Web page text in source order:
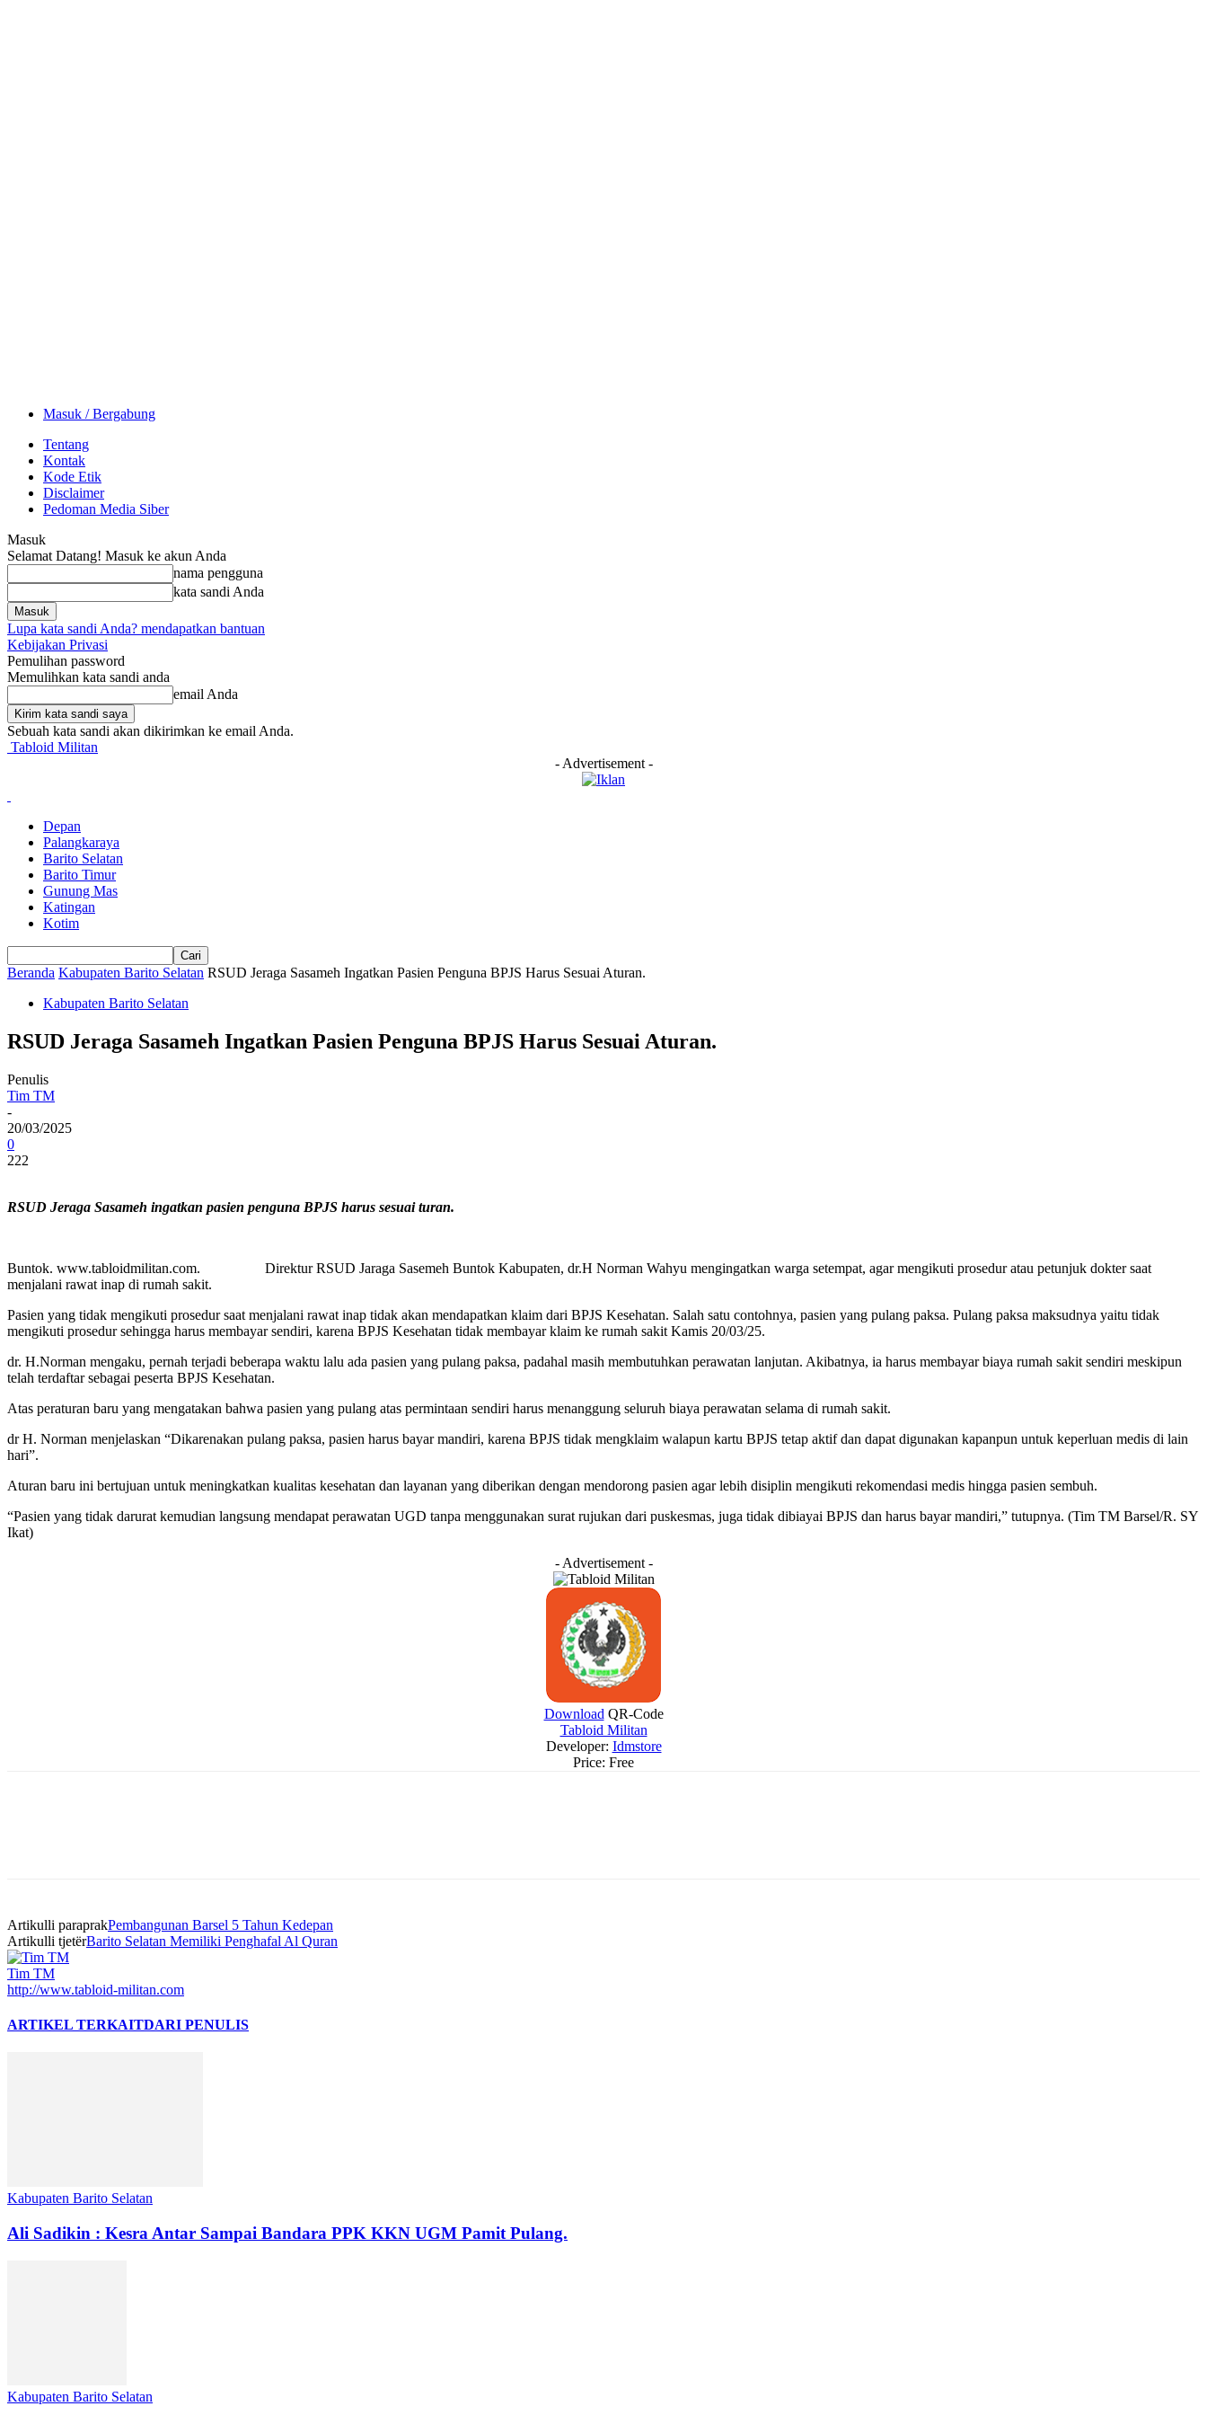
Masuk / Bergabung
Tentang
Kontak
Kode Etik
Disclaimer
Pedoman Media Siber
Masuk
Selamat Datang! Masuk ke akun Anda
nama pengguna
kata sandi Anda
Lupa kata sandi Anda? mendapatkan bantuan
Kebijakan Privasi
Pemulihan password
Memulihkan kata sandi anda
email Anda
Sebuah kata sandi akan dikirimkan ke email Anda.
Tabloid Militan
- Advertisement -
Depan
Palangkaraya
Barito Selatan
Barito Timur
Gunung Mas
Katingan
Kotim
Beranda Kabupaten Barito Selatan RSUD Jeraga Sasameh Ingatkan Pasien Penguna BPJS Harus Sesuai Aturan.
Kabupaten Barito Selatan
RSUD Jeraga Sasameh Ingatkan Pasien Penguna BPJS Harus Sesuai Aturan.
Penulis
Tim TM
-
20/03/2025
0
222
RSUD Jeraga Sasameh ingatkan pasien penguna BPJS harus sesuai turan.
Buntok. www.tabloidmilitan.com. Direktur RSUD Jaraga Sasemeh Buntok Kabupaten, dr.H Norman Wahyu mengingatkan warga setempat, agar mengikuti prosedur atau petunjuk dokter saat
menjalani rawat inap di rumah sakit.
Pasien yang tidak mengikuti prosedur saat menjalani rawat inap tidak akan mendapatkan klaim dari BPJS Kesehatan. Salah satu contohnya, pasien yang pulang paksa. Pulang paksa maksudnya yaitu tidak
mengikuti prosedur sehingga harus membayar sendiri, karena BPJS Kesehatan tidak membayar klaim ke rumah sakit Kamis 20/03/25.
dr. H.Norman mengaku, pernah terjadi beberapa waktu lalu ada pasien yang pulang paksa, padahal masih membutuhkan perawatan lanjutan. Akibatnya, ia harus membayar biaya rumah sakit sendiri meskipun
telah terdaftar sebagai peserta BPJS Kesehatan.
Atas peraturan baru yang mengatakan bahwa pasien yang pulang atas permintaan sendiri harus menanggung seluruh biaya perawatan selama di rumah sakit.
dr H. Norman menjelaskan “Dikarenakan pulang paksa, pasien harus bayar mandiri, karena BPJS tidak mengklaim walapun kartu BPJS tetap aktif dan dapat digunakan kapanpun untuk keperluan medis di lain
hari”.
Aturan baru ini bertujuan untuk meningkatkan kualitas kesehatan dan layanan yang diberikan dengan mendorong pasien agar lebih disiplin mengikuti rekomendasi medis hingga pasien sembuh.
“Pasien yang tidak darurat kemudian langsung mendapat perawatan UGD tanpa menggunakan surat rujukan dari puskesmas, juga tidak dibiayai BPJS dan harus bayar mandiri,” tutupnya. (Tim TM Barsel/R. SY
Ikat)
- Advertisement -
Download QR-Code
Tabloid Militan
Developer: Idmstore
Price: Free
Artikulli paraprakPembangunan Barsel 5 Tahun Kedepan
Artikulli tjetërBarito Selatan Memiliki Penghafal Al Quran
Tim TM
http://www.tabloid-militan.com
ARTIKEL TERKAITDARI PENULIS
Kabupaten Barito Selatan
Ali Sadikin : Kesra Antar Sampai Bandara PPK KKN UGM Pamit Pulang.
Kabupaten Barito Selatan